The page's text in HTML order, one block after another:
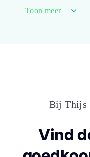
Formaldehyde
consumenten
Gebruiksklasse
Toon meer
Bij Thijs
Vind